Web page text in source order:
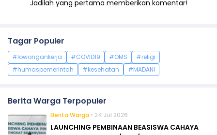
Jadilah yang pertama memberikan komentar!
Tagar Populer
#lowongankerja #COVID19 #OMS
#religi
#humaspemerintah
#kesehatan #MADANI
Berita Warga Terpopuler
Berita Warga • 24 Jul 2026
LAUNCHING PEMBINAAN BEASISWA CAHAYA